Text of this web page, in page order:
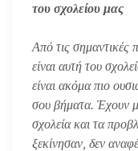
του σχολείου μας
Από τις σημαντικές
είναι αυτή του
είναι ακόμα πιο
σου βήματα. Έχουν
σχολεία και τα
ξεκίνησαν, δεν